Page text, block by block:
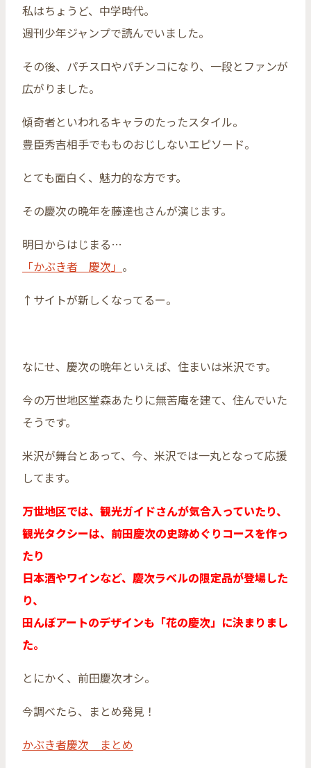
私はちょうど、中学時代。
週刊少年ジャンプで読んでいました。
その後、パチスロやパチンコになり、一段とファンが
広がりました。
傾奇者といわれるキャラのたったスタイル。
豊臣秀吉相手でもものおじしないエピソード。
とても面白く、魅力的な方です。
その慶次の晩年を藤達也さんが演じます。
明日からはじまる…
「かぶき者 慶次」 。
↑サイトが新しくなってるー。
なにせ、慶次の晩年といえば、住まいは米沢です。
今の万世地区堂森あたりに無苦庵を建て、住んでいた
そうです。
米沢が舞台とあって、今、米沢では一丸となって応援
してます。
万世地区では、観光ガイドさんが気合入っていたり、
観光タクシーは、前田慶次の史跡めぐりコースを作っ
たり
日本酒やワインなど、慶次ラベルの限定品が登場した
り、
田んぼアートのデザインも「花の慶次」に決まりまし
た。
とにかく、前田慶次オシ。
今調べたら、まとめ発見！
かぶき者慶次 まとめ